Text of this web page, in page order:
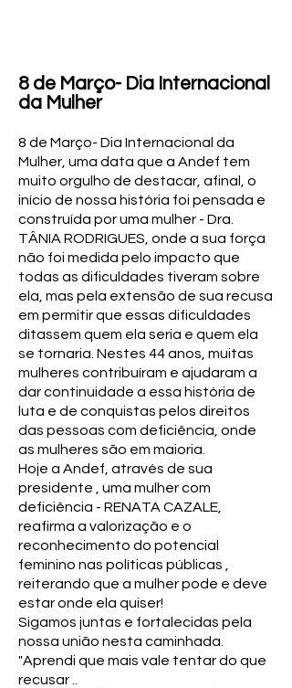
8 de Março- Dia Internacional
da Mulher
8 de Março- Dia Internacional da
Mulher, uma data que a Andef tem
muito orgulho de destacar, afinal, o
início de nossa história foi pensada e
construída por uma mulher - Dra.
TÂNIA RODRIGUES, onde a sua força
não foi medida pelo impacto que
todas as dificuldades tiveram sobre
ela, mas pela extensão de sua recusa
em permitir que essas dificuldades
ditassem quem ela seria e quem ela
se tornaria. Nestes 44 anos, muitas
mulheres contribuíram e ajudaram a
dar continuidade a essa história de
luta e de conquistas pelos direitos
das pessoas com deficiência, onde
as mulheres são em maioria.
Hoje a Andef, através de sua
presidente , uma mulher com
deficiência - RENATA CAZALE,
reafirma a valorização e o
reconhecimento do potencial
feminino nas políticas públicas ,
reiterando que a mulher pode e deve
estar onde ela quiser!
Sigamos juntas e fortalecidas pela
nossa união nesta caminhada.
"Aprendi que mais vale tentar do que
recusar ..